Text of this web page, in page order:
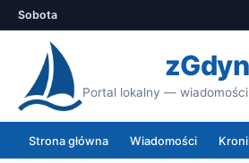
Sobota
Portal lokalny —
Strona główna Wiadomości